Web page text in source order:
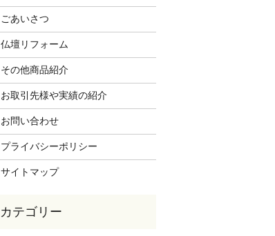
ごあいさつ
仏壇リフォーム
その他商品紹介
お取引先様や実績の紹介
お問い合わせ
プライバシーポリシー
サイトマップ